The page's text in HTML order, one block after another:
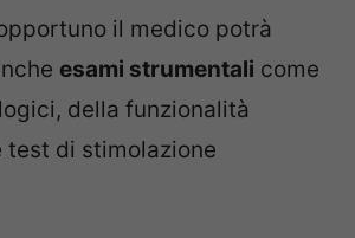
il medico potrà
esami strumentali come
della funzionalità
test di stimolazione